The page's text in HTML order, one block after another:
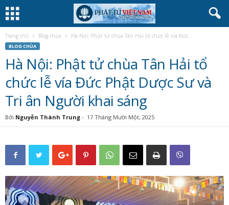
Trang chủ Blog chùa Hà Nội: Phật tử chùa Tân Hải tổ chức lễ vía Đức...
BLOG CHÙA
Hà Nội: Phật tử chùa Tân Hải tổ
chức lễ vía Đức Phật Dược Sư và
Tri ân Người khai sáng
Bởi Nguyễn Thành Trung - 17 Tháng Mười Một, 2025